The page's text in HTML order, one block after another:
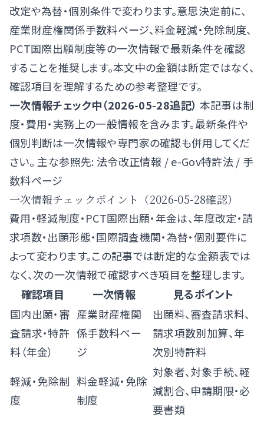
改定や為替・個別条件で変わります。意思決定前に、
産業財産権関係手数料ページ、料金軽減・免除制度、
PCT国際出願制度等の一次情報で最新条件を確認
することを推奨します。本文中の金額は断定ではなく、
確認項目を理解するための参考整理です。
一次情報チェック中（2026-05-28追記） 本記事は制
度・費用・実務上の一般情報を含みます。最新条件や
個別判断は一次情報や専門家の確認も併用してくだ
さい。 主な参照先: 法令改正情報 /e-Gov特許法/ 手
数料ページ
一次情報チェックポイント（2026-05-28確認）
費用・軽減制度・PCT国際出願・年金は、年度改定・請
求項数・出願形態・国際調査機関・為替・個別要件に
よって変わります。この記事では断定的な金額表では
なく、次の一次情報で確認すべき項目を整理します。
確認項目
一次情報
見るポイント
国内出願・審
査請求・特許
料（年金）
産業財産権関
係手数料ペー
ジ
出願料、審査請求料、
請求項数別加算、年
次別特許料
軽減・免除制
度
料金軽減・免除
制度
対象者、対象手続、軽
減割合、申請期限・必
要書類